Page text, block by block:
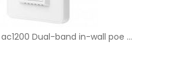
ac1200 Dual-band in-wall poe ...